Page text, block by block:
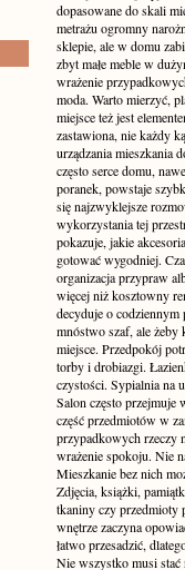
dopasowane do skali
metrażu ogromny
sklepie, ale w domu
zbyt małe meble w
wrażenie
moda. Warto mierzyć,
miejsce też jest
zastawiona, nie każdy
urządzania mieszkania
często serce domu,
poranek, powstaje
się najzwyklejsze
wykorzystania tej
pokazuje, jakie
gotować wygodniej.
organizacja przypraw
więcej niż kosztowny
decyduje o
mnóstwo szaf, ale żeby
miejsce. Przedpokój
torby i drobiazgi.
czystości. Sypialnia na
Salon często
część przedmiotów w
przypadkowych rzeczy
wrażenie spokoju. Nie
Mieszkanie bez nich
Zdjęcia, książki,
tkaniny czy przedmioty
wnętrze zaczyna
łatwo przesadzić,
Nie wszystko musi stać